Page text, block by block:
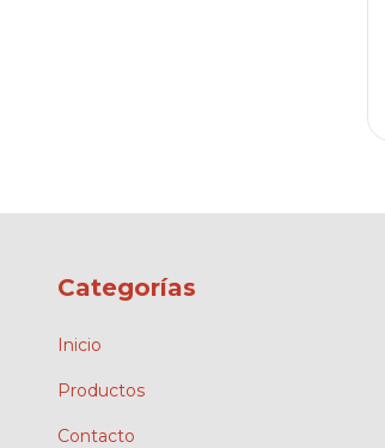
Categorías
Inicio
Productos
Contacto